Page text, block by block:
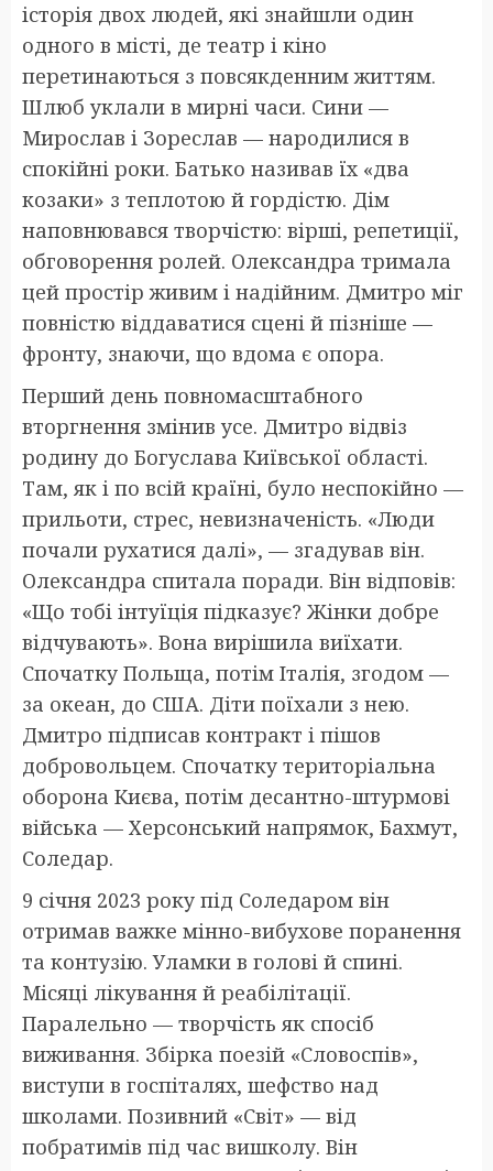
історія двох людей, які знайшли один
одного в місті, де театр і кіно
перетинаються з повсякденним життям.
Шлюб уклали в мирні часи. Сини —
Мирослав і Зореслав — народилися в
спокійні роки. Батько називав їх «два
козаки» з теплотою й гордістю. Дім
наповнювався творчістю: вірші, репетиції,
обговорення ролей. Олександра тримала
цей простір живим і надійним. Дмитро міг
повністю віддаватися сцені й пізніше —
фронту, знаючи, що вдома є опора.
Перший день повномасштабного
вторгнення змінив усе. Дмитро відвіз
родину до Богуслава Київської області.
Там, як і по всій країні, було неспокійно —
прильоти, стрес, невизначеність. «Люди
почали рухатися далі», — згадував він.
Олександра спитала поради. Він відповів:
«Що тобі інтуїція підказує? Жінки добре
відчувають». Вона вирішила виїхати.
Спочатку Польща, потім Італія, згодом —
за океан, до США. Діти поїхали з нею.
Дмитро підписав контракт і пішов
добровольцем. Спочатку територіальна
оборона Києва, потім десантно-штурмові
війська — Херсонський напрямок, Бахмут,
Соледар.
9 січня 2023 року під Соледаром він
отримав важке мінно-вибухове поранення
та контузію. Уламки в голові й спині.
Місяці лікування й реабілітації.
Паралельно — творчість як спосіб
виживання. Збірка поезій «Словоспів»,
виступи в госпіталях, шефство над
школами. Позивний «Світ» — від
побратимів під час вишколу. Він